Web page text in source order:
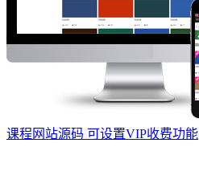
课程网站源码 可设置VIP收费功能